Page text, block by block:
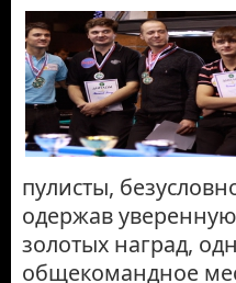
пулисты,
одержав
золотых наград,
общекомандное